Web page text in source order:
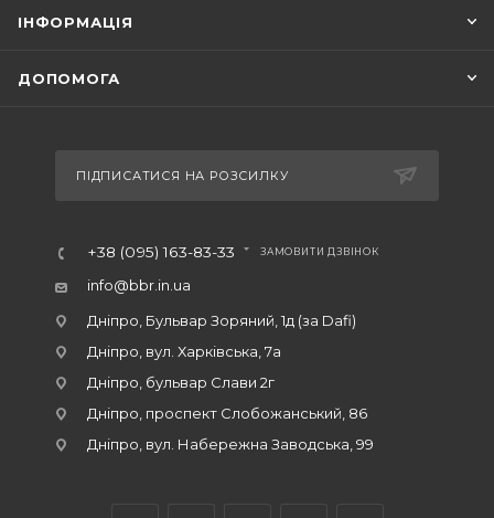
ІНФОРМАЦІЯ
ДОПОМОГА
ПІДПИСАТИСЯ НА РОЗСИЛКУ
+38 (095) 163-83-33 ЗАМОВИТИ ДЗВІНОК
info@bbr.in.ua
Дніпро, Бульвар Зоряний, 1д (за Dafi)
Дніпро, вул. Харківська, 7а
Дніпро, бульвар Слави 2г
Дніпро, проспект Слобожанський, 86
Дніпро, вул. Набережна Заводська, 99